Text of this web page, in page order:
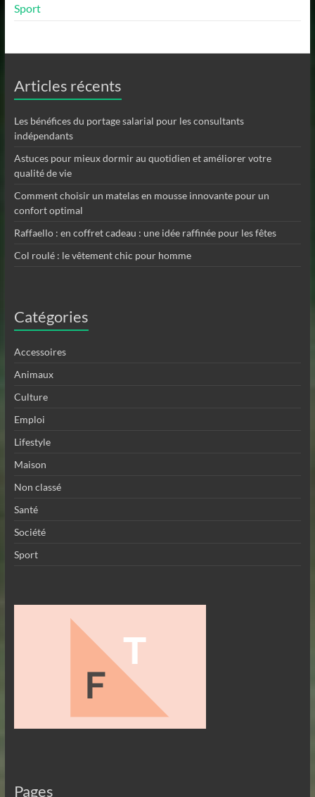
Sport
Articles récents
Les bénéfices du portage salarial pour les consultants
indépendants
Astuces pour mieux dormir au quotidien et améliorer votre
qualité de vie
Comment choisir un matelas en mousse innovante pour un
confort optimal
Raffaello : en coffret cadeau : une idée raffinée pour les fêtes
Col roulé : le vêtement chic pour homme
Catégories
Accessoires
Animaux
Culture
Emploi
Lifestyle
Maison
Non classé
Santé
Société
Sport
Pages